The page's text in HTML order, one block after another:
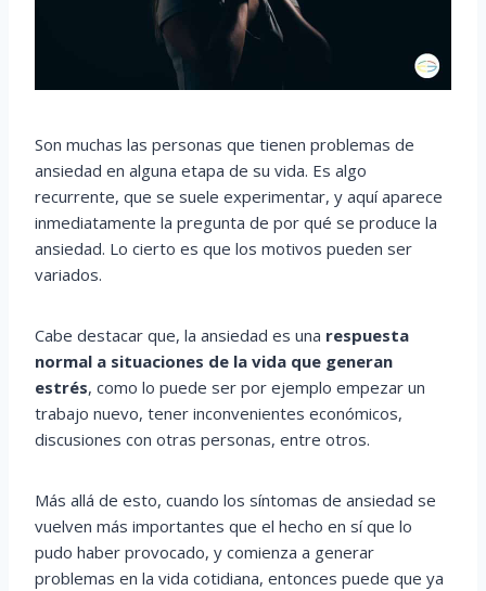
Son muchas las personas que tienen problemas de
ansiedad en alguna etapa de su vida. Es algo
recurrente, que se suele experimentar, y aquí aparece
inmediatamente la pregunta de por qué se produce la
ansiedad. Lo cierto es que los motivos pueden ser
variados.
Cabe destacar que, la ansiedad es una respuesta
normal a situaciones de la vida que generan
estrés, como lo puede ser por ejemplo empezar un
trabajo nuevo, tener inconvenientes económicos,
discusiones con otras personas, entre otros.
Más allá de esto, cuando los síntomas de ansiedad se
vuelven más importantes que el hecho en sí que lo
pudo haber provocado, y comienza a generar
problemas en la vida cotidiana, entonces puede que ya